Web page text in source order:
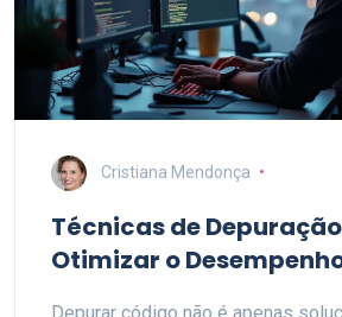
Cristiana Mendonça
Técnicas de
Otimizar o
Depurar código não é apenas